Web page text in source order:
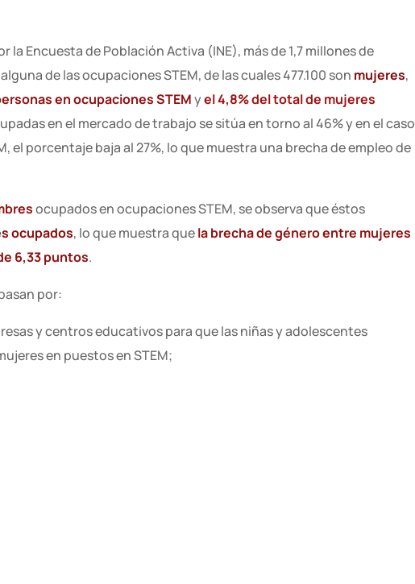
Encuesta de Población Activa (INE), más de 1,7 millones de
de las ocupaciones STEM, de las cuales 477.100 son mujeres,
en ocupaciones STEMyel 4,8% del total de mujeres
en el mercado de trabajo se sitúa en torno al 46% y en el caso
el porcentaje baja al 27%, lo que muestra una brecha de empleo de
ocupados en ocupaciones STEM, se observa que éstos
ocupados, lo que muestra quela brecha de género entre mujeres
6,33 puntos.
por:
y centros educativos para que las niñas y adolescentes
en puestos en STEM;